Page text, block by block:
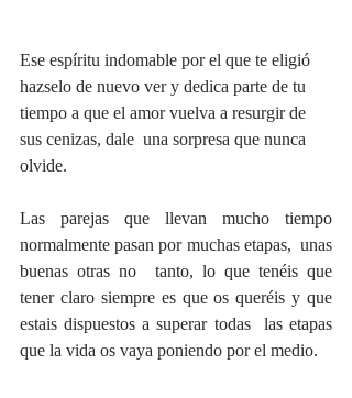
Ese espíritu indomable por el que te eligió
hazselo de nuevo ver y dedica parte de tu
tiempo a que el amor vuelva a resurgir de
sus cenizas, dale  una sorpresa que nunca
olvide.
Las parejas que llevan mucho tiempo
normalmente pasan por muchas etapas,  unas
buenas otras no  tanto, lo que tenéis que
tener claro siempre es que os queréis y que
estais dispuestos a superar todas  las etapas
que la vida os vaya poniendo por el medio.